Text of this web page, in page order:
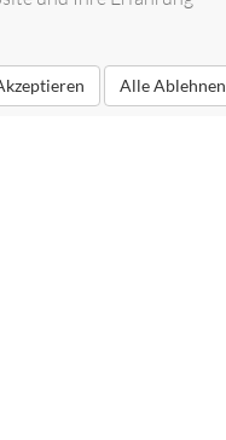
Alle Ablehnen